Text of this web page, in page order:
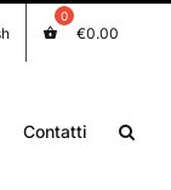
€0.00
Contatti